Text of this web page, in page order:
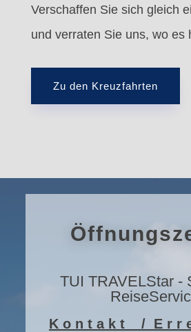
Verschaffen Sie sich gleich
und verraten Sie uns, wo es
Zu den Kreuzfahrten
TUI TRAVELStar -
K o n t a k t / E r r